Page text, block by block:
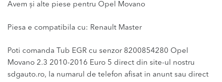
Avem și alte piese pentru Opel Movano
Piesa e compatibila cu: Renault Master
Poti comanda Tub EGR cu senzor 8200854280 Opel
Movano 2.3 2010-2016 Euro 5 direct din site-ul nostru
sdgauto.ro, la numarul de telefon afisat in anunt sau direct